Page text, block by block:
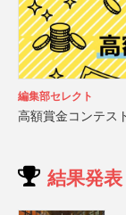
編集部セレクト
高額賞金コンテス
結果発表